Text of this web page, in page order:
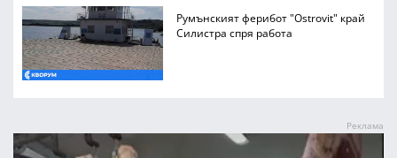
Румънският ферибот "Ostrovit" край
Силистра спря работа